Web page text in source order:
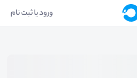
ورود یا ثبت نام